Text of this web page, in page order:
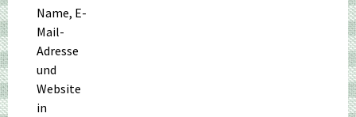
Name, E-
Mail-
Adresse
und
Website
in